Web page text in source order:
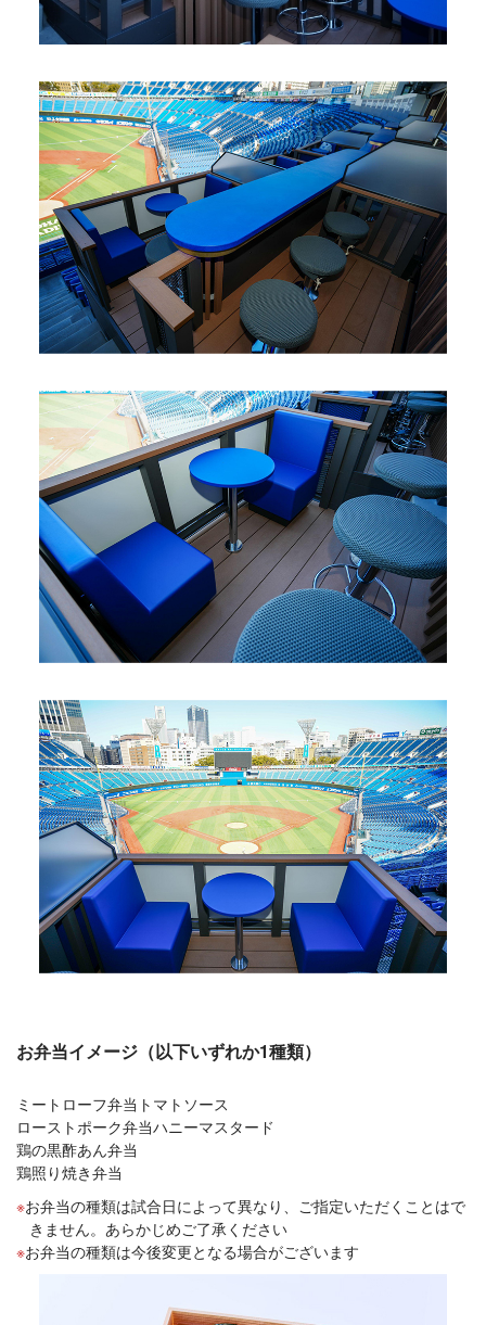
お弁当イメージ（以下いずれか1種類）
ミートローフ弁当トマトソース
ローストポーク弁当ハニーマスタード
鶏の黒酢あん弁当
鶏照り焼き弁当
お弁当の種類は試合日によって異なり、ご指定いただくことはで
きません。あらかじめご了承ください
お弁当の種類は今後変更となる場合がございます